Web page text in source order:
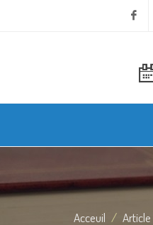
Acceuil Article